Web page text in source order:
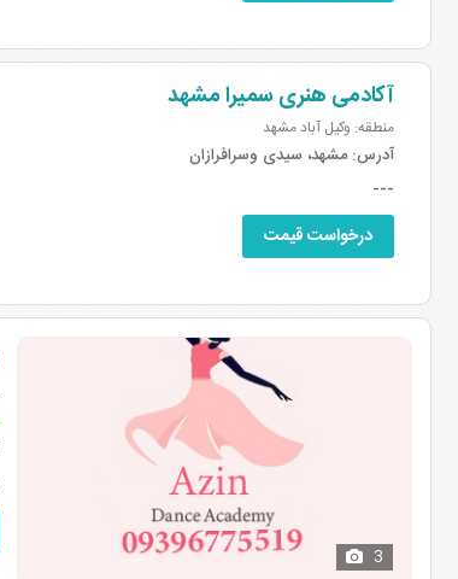
آکادمی هنری سمیرا مشهد
منطقه: وکیل آباد مشهد
آدرس:مشهد، سیدی وسرافرازان
---
درخواست قیمت
3